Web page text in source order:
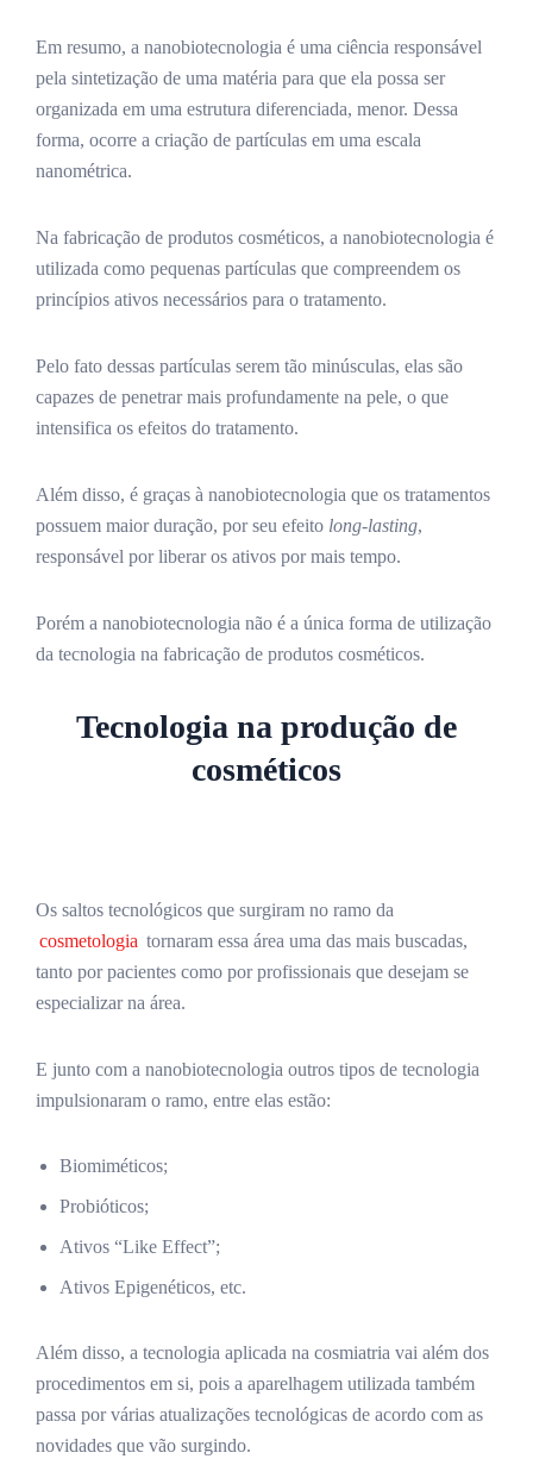
Em resumo, a nanobiotecnologia é uma ciência responsável
pela sintetização de uma matéria para que ela possa ser
organizada em uma estrutura diferenciada, menor. Dessa
forma, ocorre a criação de partículas em uma escala
nanométrica.
Na fabricação de produtos cosméticos, a nanobiotecnologia é
utilizada como pequenas partículas que compreendem os
princípios ativos necessários para o tratamento.
Pelo fato dessas partículas serem tão minúsculas, elas são
capazes de penetrar mais profundamente na pele, o que
intensifica os efeitos do tratamento.
Além disso, é graças à nanobiotecnologia que os tratamentos
possuem maior duração, por seu efeito long-lasting,
responsável por liberar os ativos por mais tempo.
Porém a nanobiotecnologia não é a única forma de utilização
da tecnologia na fabricação de produtos cosméticos.
Tecnologia na produção de
cosméticos
Os saltos tecnológicos que surgiram no ramo da
cosmetologia tornaram essa área uma das mais buscadas,
tanto por pacientes como por profissionais que desejam se
especializar na área.
E junto com a nanobiotecnologia outros tipos de tecnologia
impulsionaram o ramo, entre elas estão:
Biomiméticos;
Probióticos;
Ativos “Like Effect”;
Ativos Epigenéticos, etc.
Além disso, a tecnologia aplicada na cosmiatria vai além dos
procedimentos em si, pois a aparelhagem utilizada também
passa por várias atualizações tecnológicas de acordo com as
novidades que vão surgindo.